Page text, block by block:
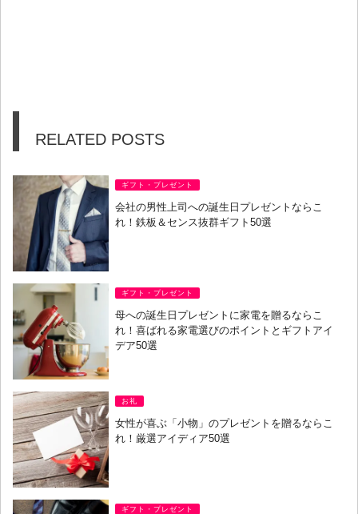
RELATED POSTS
ギフト・プレゼント
会社の男性上司への誕生日プレゼントならこ
れ！鉄板＆センス抜群ギフト50選
ギフト・プレゼント
母への誕生日プレゼントに家電を贈るならこ
れ！喜ばれる家電選びのポイントとギフトアイ
デア50選
お礼
女性が喜ぶ「小物」のプレゼントを贈るならこ
れ！厳選アイディア50選
ギフト・プレゼント